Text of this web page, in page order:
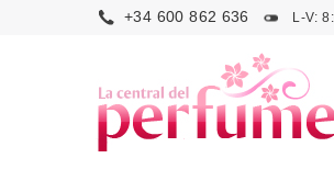
+34 600 862 636 L-V: